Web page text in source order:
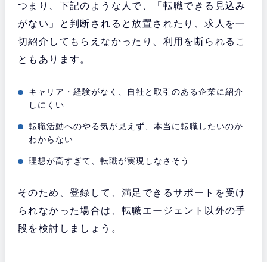
つまり、下記のような人で、「転職できる見込み
がない」と判断されると放置されたり、求人を一
切紹介してもらえなかったり、利用を断られるこ
ともあります。
キャリア・経験がなく、自社と取引のある企業に紹介
しにくい
転職活動へのやる気が見えず、本当に転職したいのか
わからない
理想が高すぎて、転職が実現しなさそう
そのため、登録して、満足できるサポートを受け
られなかった場合は、転職エージェント以外の手
段を検討しましょう。